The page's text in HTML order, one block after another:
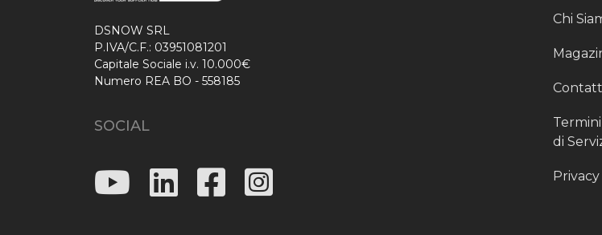
DSNOW SRL
P.IVA/C.F.: 03951081201
Capitale Sociale i.v. 10.000€
Numero REA BO - 558185
SOCIAL
Chi
di